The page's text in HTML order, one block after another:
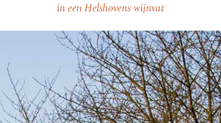
in een Helshovens wijnvat